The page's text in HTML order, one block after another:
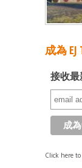
成為 EJ
接收最
Click here to